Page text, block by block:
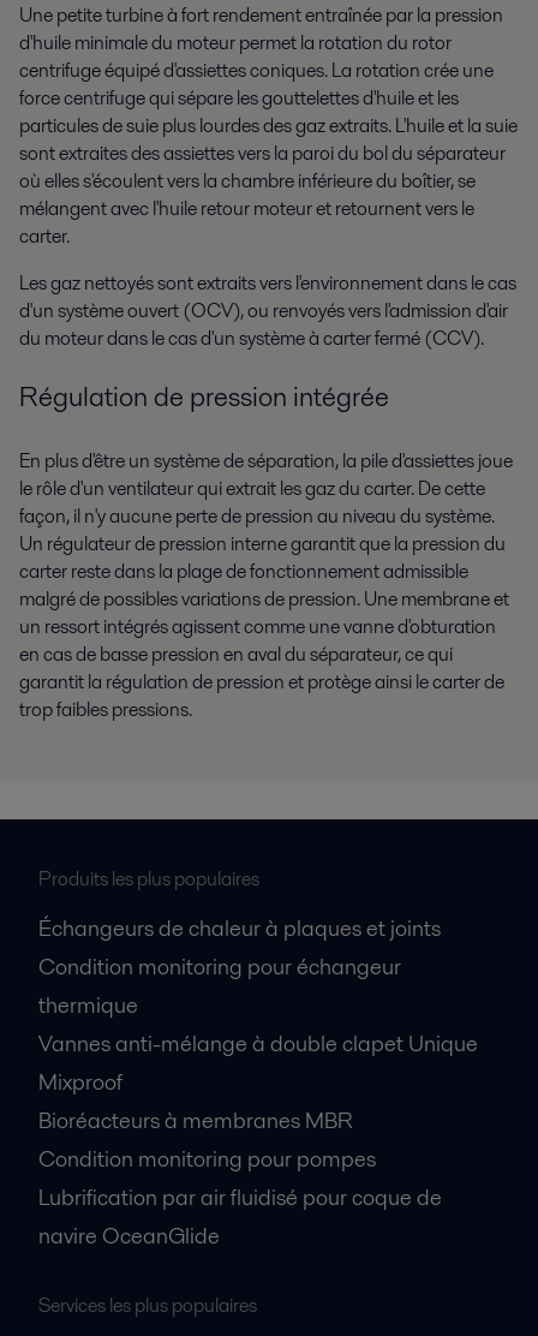
Une petite turbine à fort rendement entraînée par la pression
d'huile minimale du moteur permet la rotation du rotor
centrifuge équipé d'assiettes coniques. La rotation crée une
force centrifuge qui sépare les gouttelettes d'huile et les
particules de suie plus lourdes des gaz extraits. L'huile et la suie
sont extraites des assiettes vers la paroi du bol du séparateur
où elles s'écoulent vers la chambre inférieure du boîtier, se
mélangent avec l'huile retour moteur et retournent vers le
carter.
Les gaz nettoyés sont extraits vers l'environnement dans le cas
d'un système ouvert (OCV), ou renvoyés vers l'admission d'air
du moteur dans le cas d'un système à carter fermé (CCV).
Régulation de pression intégrée
En plus d'être un système de séparation, la pile d'assiettes joue
le rôle d'un ventilateur qui extrait les gaz du carter. De cette
façon, il n'y aucune perte de pression au niveau du système.
Un régulateur de pression interne garantit que la pression du
carter reste dans la plage de fonctionnement admissible
malgré de possibles variations de pression. Une membrane et
un ressort intégrés agissent comme une vanne d'obturation
en cas de basse pression en aval du séparateur, ce qui
garantit la régulation de pression et protège ainsi le carter de
trop faibles pressions.
Produits les plus populaires
Échangeurs de chaleur à plaques et joints
Condition monitoring pour échangeur
thermique
Vannes anti-mélange à double clapet Unique
Mixproof
Bioréacteurs à membranes MBR
Condition monitoring pour pompes
Lubrification par air fluidisé pour coque de
navire OceanGlide
Services les plus populaires